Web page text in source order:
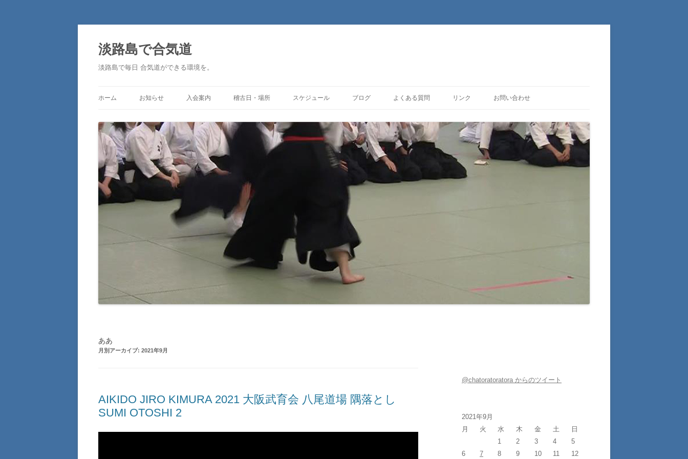
淡路島で合気道
淡路島で毎日 合気道ができる環境を。
ホーム お知らせ 入会案内 稽古日・場所 スケジュール ブログ よくある質問 リンク お問い合わせ
ああ
月別アーカイブ: 2021年9月
AIKIDO JIRO KIMURA 2021 大阪武育会 八尾道場 隅落とし
SUMI OTOSHI 2
@chatoratoratora からのツイート
2021年9月
月
火 水 木 金 土
日
1
2 3 4
5
6
7 8 9 10 11
12